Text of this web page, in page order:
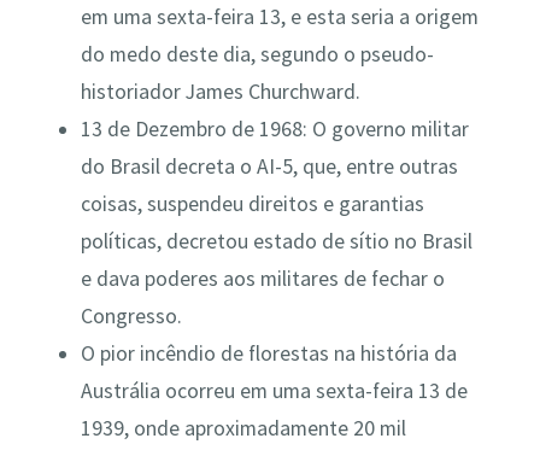
em uma sexta-feira 13, e esta seria a origem
do medo deste dia, segundo o pseudo-
historiador James Churchward.
13 de Dezembro de 1968: O governo militar
do Brasil decreta o AI-5, que, entre outras
coisas, suspendeu direitos e garantias
políticas, decretou estado de sítio no Brasil
e dava poderes aos militares de fechar o
Congresso.
O pior incêndio de florestas na história da
Austrália ocorreu em uma sexta-feira 13 de
1939, onde aproximadamente 20 mil